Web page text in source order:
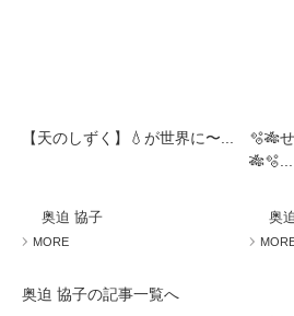
【天のしずく】💧が世界に〜...
奥迫 協子
MORE
🫧🎋
🎋🫧...
奥
奥迫 協子の記事一覧へ